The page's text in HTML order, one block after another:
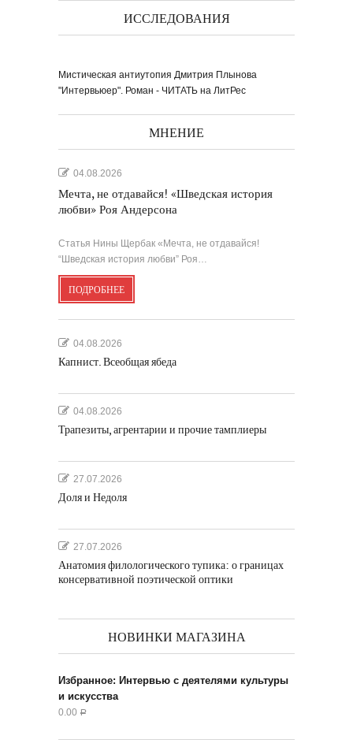
ИССЛЕДОВАНИЯ
Мистическая антиутопия Дмитрия Плынова
"Интервьюер". Роман - ЧИТАТЬ на ЛитРес
МНЕНИЕ
04.08.2026
Мечта, не отдавайся! «Шведская история
любви» Роя Андерсона
Статья Нины Щербак «Мечта, не отдавайся!
“Шведская история любви” Роя…
ПОДРОБНЕЕ
04.08.2026
Капнист. Всеобщая ябеда
04.08.2026
Трапезиты, агрентарии и прочие тамплиеры
27.07.2026
Доля и Недоля
27.07.2026
Анатомия филологического тупика: о границах
консервативной поэтической оптики
НОВИНКИ МАГАЗИНА
Избранное: Интервью с деятелями культуры
и искусства
0.00 Р